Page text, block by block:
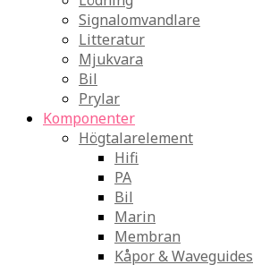
Signalomvandlare
Litteratur
Mjukvara
Bil
Prylar
Komponenter
Högtalarelement
Hifi
PA
Bil
Marin
Membran
Kåpor & Waveguides